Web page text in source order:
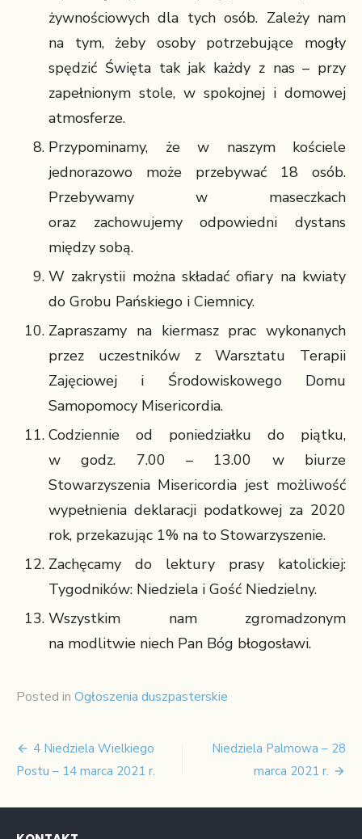
żywnościowych dla tych osób. Zależy nam
na tym, żeby osoby potrzebujące mogły
spędzić Święta tak jak każdy z nas – przy
zapełnionym stole, w spokojnej i domowej
atmosferze.
Przypominamy, że w naszym kościele
jednorazowo może przebywać 18 osób.
Przebywamy w maseczkach
oraz zachowujemy odpowiedni dystans
między sobą.
W zakrystii można składać ofiary na kwiaty
do Grobu Pańskiego i Ciemnicy.
Zapraszamy na kiermasz prac wykonanych
przez uczestników z Warsztatu Terapii
Zajęciowej i Środowiskowego Domu
Samopomocy Misericordia.
Codziennie od poniedziałku do piątku,
w godz. 7.00 – 13.00 w biurze
Stowarzyszenia Misericordia jest możliwość
wypełnienia deklaracji podatkowej za 2020
rok, przekazując 1% na to Stowarzyszenie.
Zachęcamy do lektury prasy katolickiej:
Tygodników: Niedziela i Gość Niedzielny.
Wszystkim nam zgromadzonym
na modlitwie niech Pan Bóg błogosławi.
Posted in Ogłoszenia duszpasterskie
Nawigacja
4 Niedziela Wielkiego
Postu – 14 marca 2021 r.
Niedziela Palmowa – 28
marca 2021 r.